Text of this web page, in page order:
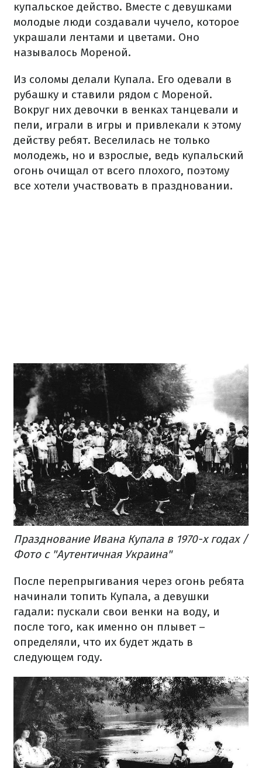
купальское действо. Вместе с девушками
молодые люди создавали чучело, которое
украшали лентами и цветами. Оно
называлось Мореной.
Из соломы делали Купала. Его одевали в
рубашку и ставили рядом с Мореной.
Вокруг них девочки в венках танцевали и
пели, играли в игры и привлекали к этому
действу ребят. Веселилась не только
молодежь, но и взрослые, ведь купальский
огонь очищал от всего плохого, поэтому
все хотели участвовать в праздновании.
Празднование Ивана Купала в 1970-х годах /
Фото с "Аутентичная Украина"
После перепрыгивания через огонь ребята
начинали топить Купала, а девушки
гадали: пускали свои венки на воду, и
после того, как именно он плывет –
определяли, что их будет ждать в
следующем году.